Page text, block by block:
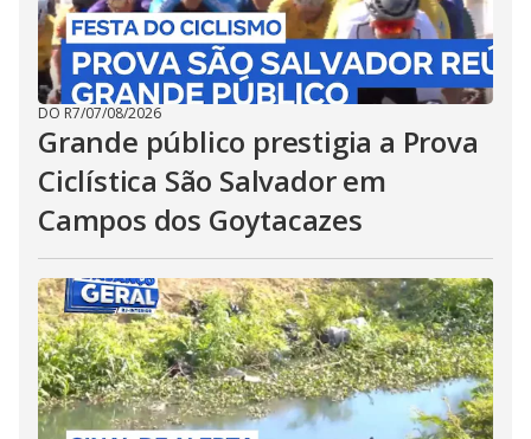
DO R7/07/08/2026
Grande público prestigia a Prova
Ciclística São Salvador em
Campos dos Goytacazes